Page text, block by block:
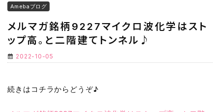
Amebaブログ
メルマガ銘柄9227マイクロ波化学はスト
ップ高。と二階建てトンネル♪
2022-10-05
続きはコチラからどうぞ♪